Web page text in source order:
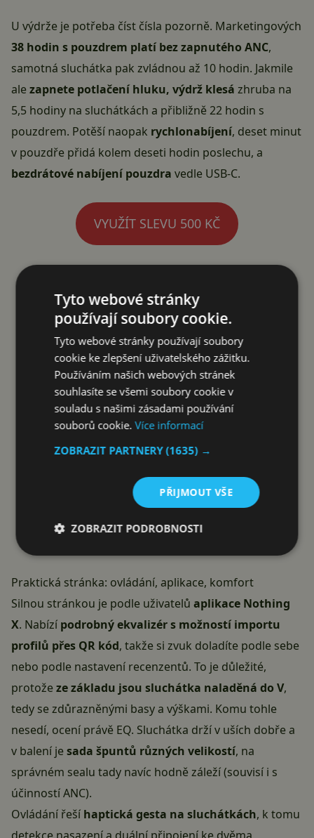
U výdrže je potřeba číst čísla pozorně. Marketingových
38 hodin s pouzdrem platí bez zapnutého ANC,
samotná sluchátka pak zvládnou až 10 hodin. Jakmile
alezapnete potlačení hluku, výdrž klesá zhruba na
5,5 hodiny na sluchátkách a přibližně 22 hodin s
pouzdrem. Potěší naopak rychlonabíjení, deset minut
v pouzdře přidá kolem deseti hodin poslechu, a
bezdrátové nabíjení pouzdra vedle USB-C.
VYUŽÍT SLEVU 500 KČ
Reklama
Praktická stránka: ovládání, aplikace, komfort
Silnou stránkou je podle uživatelů aplikace Nothing
X. Nabízí podrobný ekvalizér s možností importu
profilů přes QR kód, takže si zvuk doladíte podle sebe
nebo podle nastavení recenzentů. To je důležité,
protožeze základu jsou sluchátka naladěná do V,
tedy se zdůrazněnými basy a výškami. Komu tohle
nesedí, ocení právě EQ. Sluchátka drží v uších dobře a
v balení jesada špuntů různých velikostí, na
správném sealu tady navíc hodně záleží (souvisí i s
účinností ANC).
Ovládání řeší haptická gesta na sluchátkách, k tomu
Tyto webové stránky
používají soubory cookie.
Tyto webové stránky používají soubory
cookie ke zlepšení uživatelského zážitku.
Používáním našich webových stránek
souhlasíte se všemi soubory cookie v
souladu s našimi zásadami používání
souborů cookie.Více informací
ZOBRAZIT PARTNERY(1635) →
PŘIJMOUT VŠE
ZOBRAZIT PODROBNOSTI